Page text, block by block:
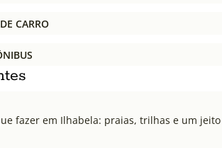
CARRO
fazer em Ilhabela: praias, trilhas e um